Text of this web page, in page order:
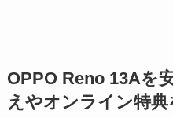
OPPO Reno 13Aを
えやオンライン特典